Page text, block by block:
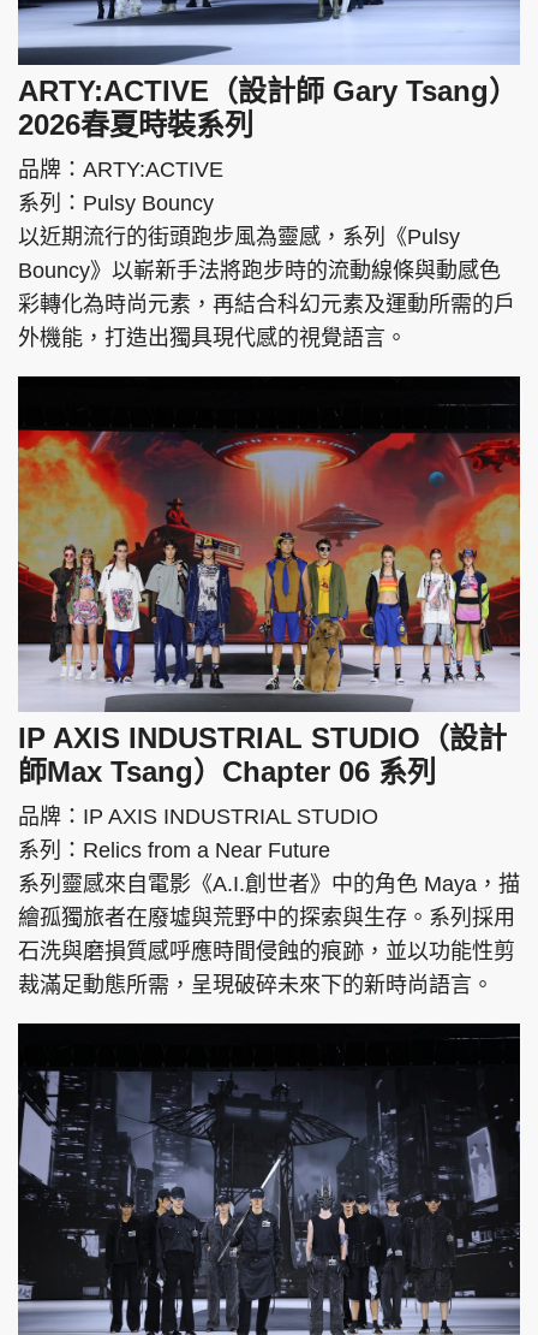
ARTY:ACTIVE（設計師 Gary Tsang）
2026春夏時裝系列
品牌：ARTY:ACTIVE
系列：Pulsy Bouncy
以近期流行的街頭跑步風為靈感，系列《Pulsy
Bouncy》以嶄新手法將跑步時的流動線條與動感色
彩轉化為時尚元素，再結合科幻元素及運動所需的戶
外機能，打造出獨具現代感的視覺語言。
IP AXIS INDUSTRIAL STUDIO（設計
師Max Tsang）Chapter 06 系列
品牌：IP AXIS INDUSTRIAL STUDIO
系列：Relics from a Near Future
系列靈感來自電影《A.I.創世者》中的角色 Maya，描
繪孤獨旅者在廢墟與荒野中的探索與生存。系列採用
石洗與磨損質感呼應時間侵蝕的痕跡，並以功能性剪
裁滿足動態所需，呈現破碎未來下的新時尚語言。